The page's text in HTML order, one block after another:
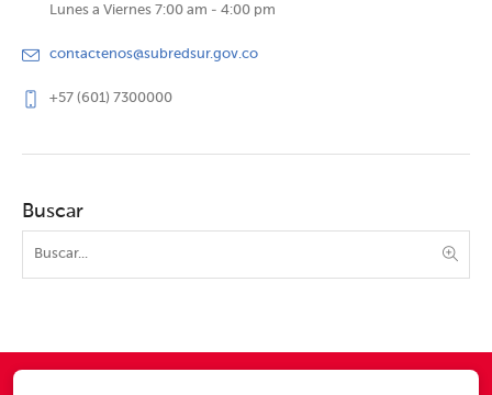
Lunes a Viernes 7:00 am - 4:00 pm
contactenos@subredsur.gov.co
+57 (601) 7300000
Buscar